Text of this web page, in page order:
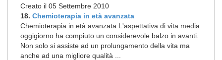
Creato il 05 Settembre 2010
18. Chemioterapia in età avanzata
Chemioterapia in età avanzata L'aspettativa di vita media
oggigiorno ha compiuto un considerevole balzo in avanti.
Non solo si assiste ad un prolungamento della vita ma
anche ad una migliore qualità ...